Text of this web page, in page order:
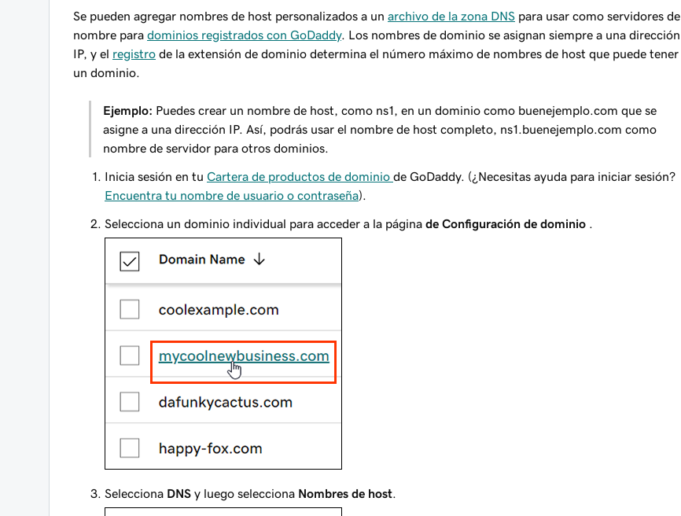
Se pueden agregar nombres de host personalizados a un archivo de la zona DNS para usar como servidores de
nombre para dominios registrados con GoDaddy. Los nombres de dominio se asignan siempre a una dirección
IP, y el registro de la extensión de dominio determina el número máximo de nombres de host que puede tener
un dominio.
Ejemplo: Puedes crear un nombre de host, como ns1 , en un dominio como buenejemplo.com que se
asigne a una dirección IP. Así, podrás usar el nombre de host completo, ns1.buenejemplo.com como
nombre de servidor para otros dominios.
Inicia sesión en tu Cartera de productos de dominio de GoDaddy. (¿Necesitas ayuda para iniciar sesión?
Encuentra tu nombre de usuario o contraseña).
Selecciona un dominio individual para acceder a la página de Configuración de dominio
Selecciona DNS y luego selecciona Nombres de host